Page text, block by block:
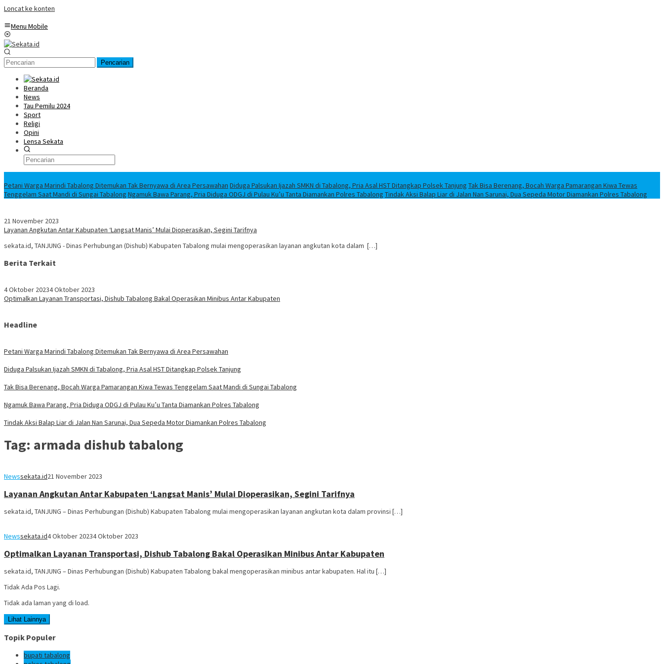
Loncat ke konten
Menu Mobile
Pencarian
Beranda
News
Tau Pemilu 2024
Sport
Religi
Opini
Lensa Sekata
Petani Warga Marindi Tabalong Ditemukan Tak Bernyawa di Area Persawahan Diduga Palsukan Ijazah SMKN di Tabalong, Pria Asal HST Ditangkap Polsek Tanjung Tak Bisa Berenang, Bocah Warga Pamarangan Kiwa Tewas
Tenggelam Saat Mandi di Sungai Tabalong Ngamuk Bawa Parang, Pria Diduga ODGJ di Pulau Ku’u Tanta Diamankan Polres Tabalong Tindak Aksi Balap Liar di Jalan Nan Sarunai, Dua Sepeda Motor Diamankan Polres Tabalong
21 November 2023
Layanan Angkutan Antar Kabupaten ‘Langsat Manis’ Mulai Dioperasikan, Segini Tarifnya
sekata.id, TANJUNG - Dinas Perhubungan (Dishub) Kabupaten Tabalong mulai mengoperasikan layanan angkutan kota dalam […]
Berita Terkait
4 Oktober 20234 Oktober 2023
Optimalkan Layanan Transportasi, Dishub Tabalong Bakal Operasikan Minibus Antar Kabupaten
Headline
Petani Warga Marindi Tabalong Ditemukan Tak Bernyawa di Area Persawahan
Diduga Palsukan Ijazah SMKN di Tabalong, Pria Asal HST Ditangkap Polsek Tanjung
Tak Bisa Berenang, Bocah Warga Pamarangan Kiwa Tewas Tenggelam Saat Mandi di Sungai Tabalong
Ngamuk Bawa Parang, Pria Diduga ODGJ di Pulau Ku’u Tanta Diamankan Polres Tabalong
Tindak Aksi Balap Liar di Jalan Nan Sarunai, Dua Sepeda Motor Diamankan Polres Tabalong
Tag: armada dishub tabalong
Newssekata.id21 November 2023
Layanan Angkutan Antar Kabupaten ‘Langsat Manis’ Mulai Dioperasikan, Segini Tarifnya
sekata.id, TANJUNG – Dinas Perhubungan (Dishub) Kabupaten Tabalong mulai mengoperasikan layanan angkutan kota dalam provinsi […]
Newssekata.id4 Oktober 20234 Oktober 2023
Optimalkan Layanan Transportasi, Dishub Tabalong Bakal Operasikan Minibus Antar Kabupaten
sekata.id, TANJUNG – Dinas Perhubungan (Dishub) Kabupaten Tabalong bakal mengoperasikan minibus antar kabupaten. Hal itu […]
Tidak Ada Pos Lagi.
Tidak ada laman yang di load.
Lihat Lainnya
Topik Populer
bupati tabalong